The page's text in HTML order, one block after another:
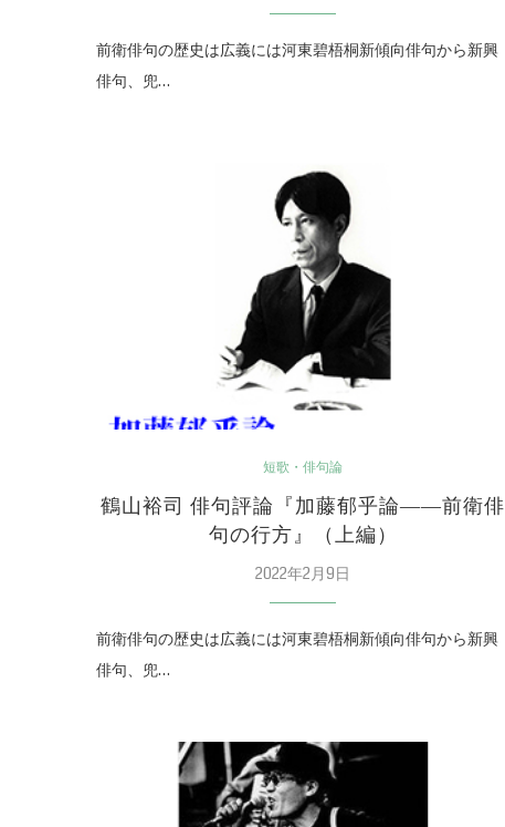
前衛俳句の歴史は広義には河東碧梧桐新傾向俳句から新興
俳句、兜…
短歌・俳句論
鶴山裕司 俳句評論『加藤郁乎論――前衛俳
句の行方』（上編）
2022年2月9日
前衛俳句の歴史は広義には河東碧梧桐新傾向俳句から新興
俳句、兜…